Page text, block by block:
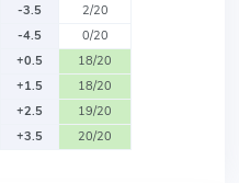
-3.5
2/20
-4.5
0/20
+0.5
18/20
+1.5
18/20
+2.5
19/20
+3.5
20/20